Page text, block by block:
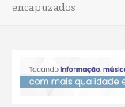
encapuzados